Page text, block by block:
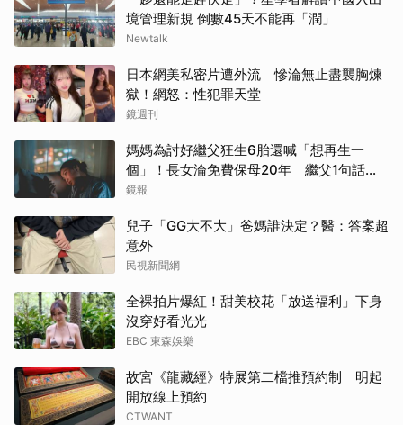
境管理新規 倒數45天不能再「潤」
Newtalk
日本網美私密片遭外流 慘淪無止盡襲胸煉
獄！網怒：性犯罪天堂
鏡週刊
媽媽為討好繼父狂生6胎還喊「想再生一
個」！長女淪免費保母20年 繼父1句話嚇
到逃家
鏡報
兒子「GG大不大」爸媽誰決定？醫：答案超
意外
民視新聞網
全裸拍片爆紅！甜美校花「放送福利」下身
沒穿好看光光
EBC 東森娛樂
故宮《龍藏經》特展第二檔推預約制 明起
開放線上預約
CTWANT